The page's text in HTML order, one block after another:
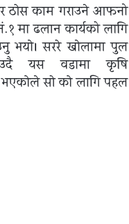
ठाेस काम गराउने आफनो
मा ढलान कार्यको लागि
भयाे। सररे खाेलामा पुल
यस वडामा कृषि
भएकाेले साे काे लागि पहल